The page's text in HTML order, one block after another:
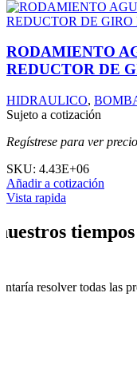
RODAMIENTO
REDUCTOR DE
HIDRAULICO,
Sujeto a cotización
Regístrese para ver
SKU: 4.43E+06
Añadir a cotización
Vista rapida
resolver todas las